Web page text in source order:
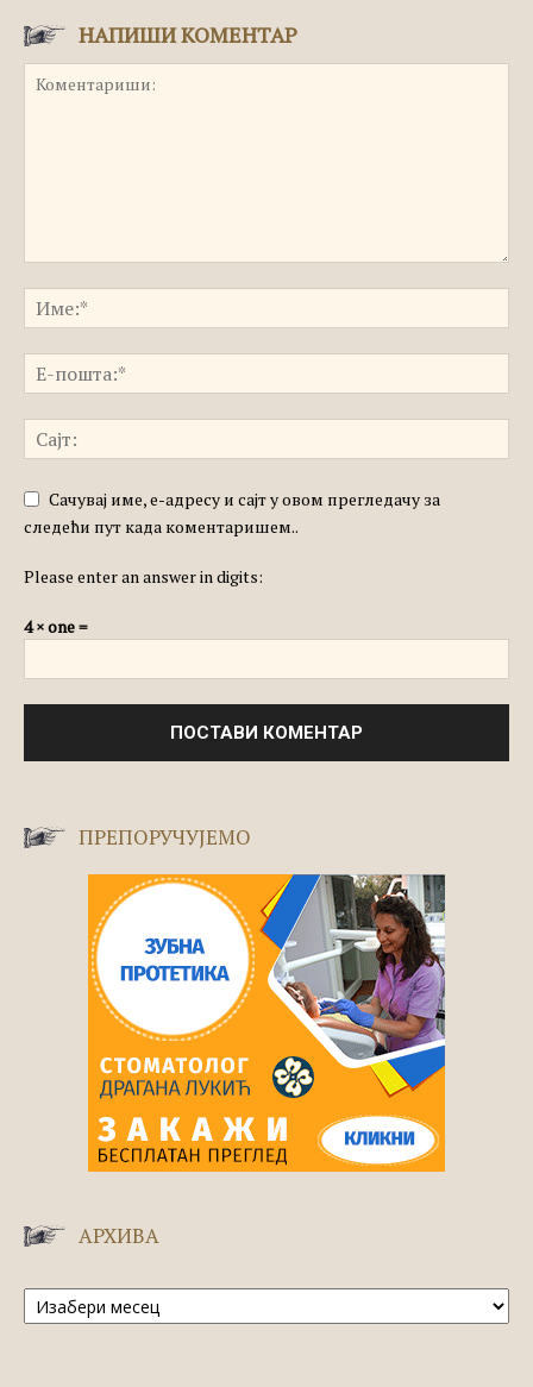
НАПИШИ КОМЕНТАР
Сачувај име, е-адресу и сајт у овом прегледачу за
следећи пут када коментаришем..
Please enter an answer in digits:
4 × one =
ПРЕПОРУЧУЈЕМО
АРХИВА
Архива